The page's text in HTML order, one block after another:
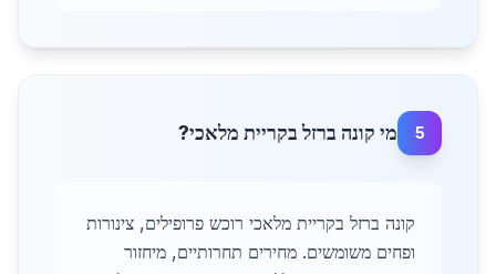
5 מי קונה ברזל בקריית מלאכי?
קונה ברזל בקריית מלאכי רוכש פרופילים, צינורות
ופחים משומשים. מחירים תחרותיים, מיחזור